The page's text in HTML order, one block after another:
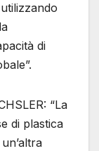
di
“La
di plastica